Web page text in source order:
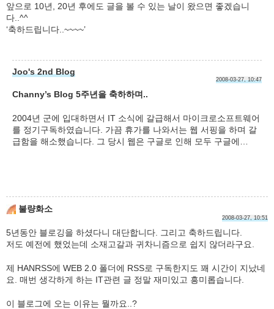
앞으로 10년, 20년 후에도 글을 볼 수 있는 날이 왔으면 좋겠습니
다..^^
‘축하드립니다..~~~~’
Joo's 2nd Blog
2008-03-27, 10:47
Channy’s Blog 5주년을 축하하며..
2004년 군에 입대하면서 IT 소식에 갈급해서 마이크로소프트웨어
를 정기구독하였습니다. 가끔 휴가를 나와서는 웹 서핑을 하며 갈
급함을 해소했습니다. 그 당시 웹은 구글로 인해 모두 구글에…
불량화소
2008-03-27, 10:51
5년동안 블로깅을 하셨다니 대단합니다. 그리고 축하드립니다.
저도 예전에 했었는데 소재고갈과 귀차니즘으로 쉽지 않더라구요.
제 HANRSS에 WEB 2.0 폴더에 RSS로 구독한지도 꽤 시간이 지났네
요. 매번 생각하게 하는 IT관련 글 정말 재미있고 흥미롭습니다.
이 블로그에 오는 이유는 뭘까요..?